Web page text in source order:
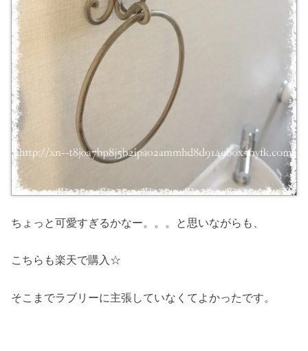
ちょっと可愛すぎるかなー。。。と思いながらも、
こちらも楽天で購入☆
そこまでラブリーに主張していなくてよかったです。